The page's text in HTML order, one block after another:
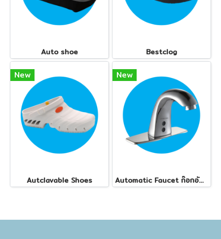
Auto shoe Bestclog
New
Autclavable Shoes
New
Automatic Faucet ก๊อกอัตโนมัติ ทุกรุ่น